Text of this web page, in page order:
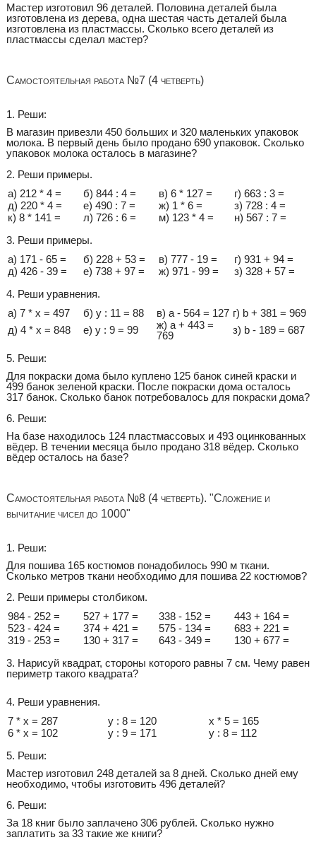
Мастер изготовил 96 деталей. Половина деталей была
изготовлена из дерева, одна шестая часть деталей была
изготовлена из пластмассы. Сколько всего деталей из
пластмассы сделал мастер?
Самостоятельная работа №7 (4 четверть)
1. Реши:
В магазин привезли 450 больших и 320 маленьких упаковок
молока. В первый день было продано 690 упаковок. Сколько
упаковок молока осталось в магазине?
2. Реши примеры.
а) 212 * 4 =
б) 844 : 4 = в) 6 * 127 =
г) 663 : 3 =
д) 220 * 4 =
е) 490 : 7 = ж) 1 * 6 =
з) 728 : 4 =
к) 8 * 141 =
л) 726 : 6 = м) 123 * 4 =
н) 567 : 7 =
3. Реши примеры.
а) 171 - 65 =
б) 228 + 53 = в) 777 - 19 =
г) 931 + 94 =
д) 426 - 39 =
е) 738 + 97 = ж) 971 - 99 =
з) 328 + 57 =
4. Реши уравнения.
а) 7 * х = 497
б) у : 11 = 88 в) a - 564 = 127 г) b + 381 = 969
д) 4 * х = 848
е) у : 9 = 99
ж) a + 443 =
769
з) b - 189 = 687
5. Реши:
Для покраски дома было куплено 125 банок синей краски и
499 банок зеленой краски. После покраски дома осталось
317 банок. Сколько банок потребовалось для покраски дома?
6. Реши:
На базе находилось 124 пластмассовых и 493 оцинкованных
вёдер. В течении месяца было продано 318 вёдер. Сколько
вёдер осталось на базе?
Самостоятельная работа №8 (4 четверть). "Сложение и
вычитание чисел до 1000"
1. Реши:
Для пошива 165 костюмов понадобилось 990 м ткани.
Сколько метров ткани необходимо для пошива 22 костюмов?
2. Реши примеры столбиком.
984 - 252 =
527 + 177 = 338 - 152 =
443 + 164 =
523 - 424 =
374 + 421 = 575 - 134 =
683 + 221 =
319 - 253 =
130 + 317 = 643 - 349 =
130 + 677 =
3. Нарисуй квадрат, стороны которого равны 7 см. Чему равен
периметр такого квадрата?
4. Реши уравнения.
7 * х = 287
у : 8 = 120
х * 5 = 165
6 * х = 102
у : 9 = 171
у : 8 = 112
5. Реши:
Мастер изготовил 248 деталей за 8 дней. Сколько дней ему
необходимо, чтобы изготовить 496 деталей?
6. Реши:
За 18 книг было заплачено 306 рублей. Сколько нужно
заплатить за 33 такие же книги?